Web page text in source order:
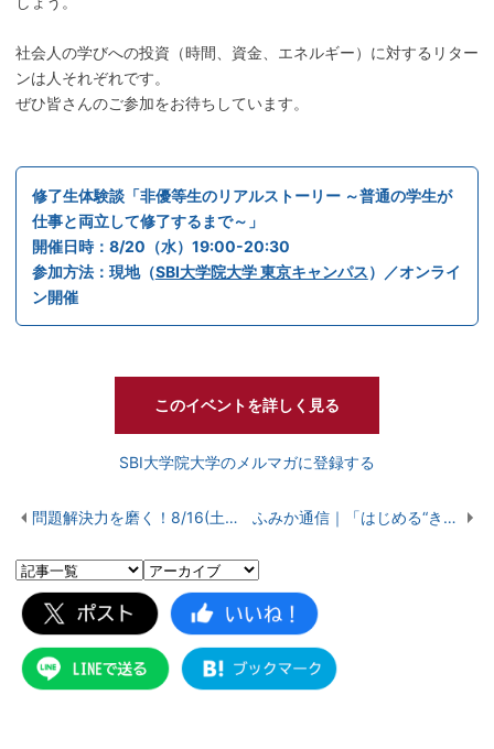
社会人の学びへの投資（時間、資金、エネルギー）に対するリター
ンは人それぞれです。
ぜひ皆さんのご参加をお待ちしています。
修了生体験談「非優等生のリアルストーリー ～普通の学生が
仕事と両立して修了するまで～」
開催日時：8/20（水）19:00-20:30
参加方法：現地（SBI大学院大学 東京キャンパス）／オンライ
ン開催
このイベントを詳しく見る
SBI大学院大学のメルマガに登録する
問題解決力を磨く！8/16(土)体験授業で“考える力”を鍛える ふみか通信｜「はじめる“きっかけ”作り」